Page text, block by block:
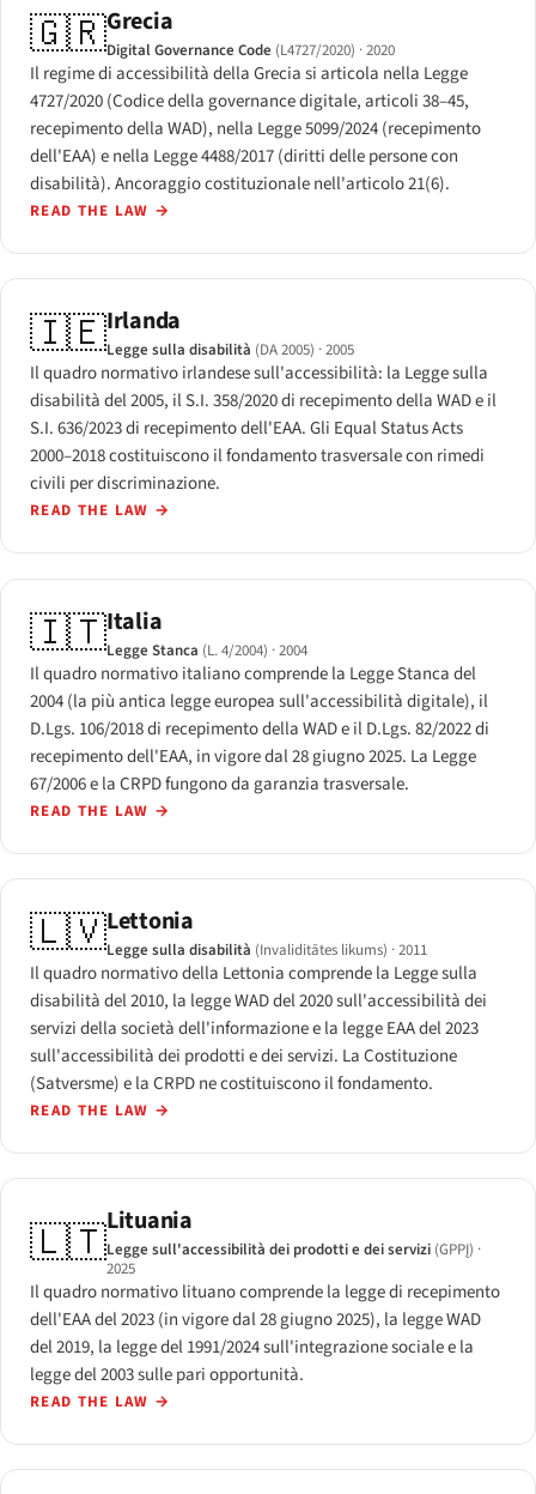
🇬🇷Grecia
Digital Governance Code (L4727/2020) · 2020
Il regime di accessibilità della Grecia si articola nella Legge
4727/2020 (Codice della governance digitale, articoli 38–45,
recepimento della WAD), nella Legge 5099/2024 (recepimento
dell'EAA) e nella Legge 4488/2017 (diritti delle persone con
disabilità). Ancoraggio costituzionale nell'articolo 21(6).
READ THE LAW →
🇮🇪Irlanda
Legge sulla disabilità (DA 2005) · 2005
Il quadro normativo irlandese sull'accessibilità: la Legge sulla
disabilità del 2005, il S.I. 358/2020 di recepimento della WAD e il
S.I. 636/2023 di recepimento dell'EAA. Gli Equal Status Acts
2000–2018 costituiscono il fondamento trasversale con rimedi
civili per discriminazione.
READ THE LAW →
🇮🇹Italia
Legge Stanca (L. 4/2004) · 2004
Il quadro normativo italiano comprende la Legge Stanca del
2004 (la più antica legge europea sull'accessibilità digitale), il
D.Lgs. 106/2018 di recepimento della WAD e il D.Lgs. 82/2022 di
recepimento dell'EAA, in vigore dal 28 giugno 2025. La Legge
67/2006 e la CRPD fungono da garanzia trasversale.
READ THE LAW →
🇱🇻Lettonia
Legge sulla disabilità (Invaliditātes likums) · 2011
Il quadro normativo della Lettonia comprende la Legge sulla
disabilità del 2010, la legge WAD del 2020 sull'accessibilità dei
servizi della società dell'informazione e la legge EAA del 2023
sull'accessibilità dei prodotti e dei servizi. La Costituzione
(Satversme) e la CRPD ne costituiscono il fondamento.
READ THE LAW →
🇱🇹Lituania
Legge sull'accessibilità dei prodotti e dei servizi (GPPĮ) ·
2025
Il quadro normativo lituano comprende la legge di recepimento
dell'EAA del 2023 (in vigore dal 28 giugno 2025), la legge WAD
del 2019, la legge del 1991/2024 sull'integrazione sociale e la
legge del 2003 sulle pari opportunità.
READ THE LAW →